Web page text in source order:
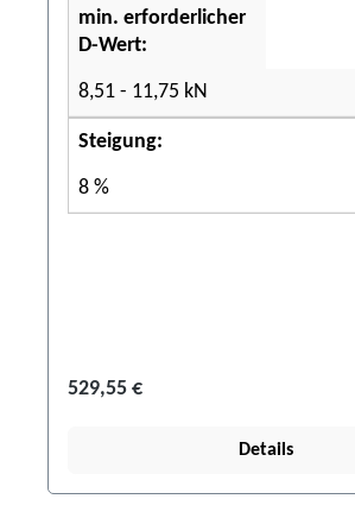
min. erforderlicher
D-Wert:
8,51 - 11,75 kN
Steigung:
8 %
529,55 €
Details